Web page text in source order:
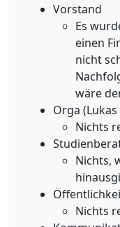
Vorstand
Es
einen
nicht
wäre
Orga
Nichts
Nichts,
Nichts